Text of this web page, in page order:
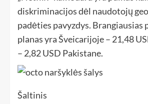
diskriminacijos dėl naudotojų
padėties pavyzdys. Brangiausias
planas yra Šveicarijoje – 21,48
– 2,82 USD Pakistane.
Šaltinis